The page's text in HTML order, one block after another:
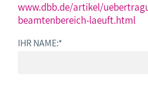
www.dbb.de/artikel/
beamtenbereich-laeuft.html
IHR NAME:*